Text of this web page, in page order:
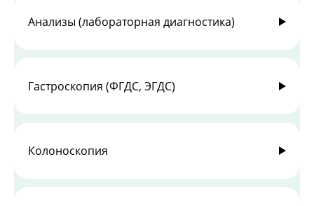
Анализы (лабораторная диагностика)
Гастроскопия (ФГДС, ЭГДС)
Колоноскопия